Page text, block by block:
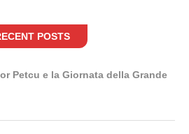
POSTS
Petcu e la Giornata della Grande